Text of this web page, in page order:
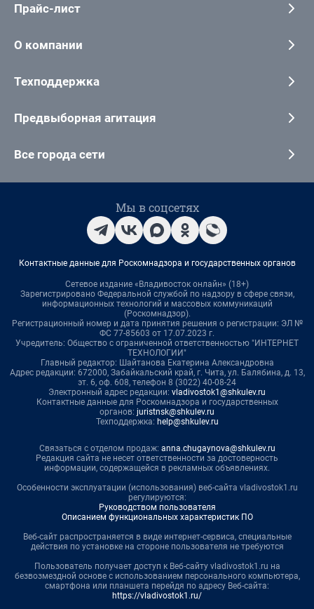
Прайс-лист
О компании
Техподдержка
Предвыборная агитация
Все города сети
Мы в соцсетях
Контактные данные для Роскомнадзора и государственных органов
Сетевое издание «Владивосток онлайн» (18+)
Зарегистрировано Федеральной службой по надзору в сфере связи,
информационных технологий и массовых коммуникаций
(Роскомнадзор).
Регистрационный номер и дата принятия решения о регистрации: ЭЛ №
ФС 77-85603 от 17.07.2023 г.
Учредитель: Общество с ограниченной ответственностью "ИНТЕРНЕТ
ТЕХНОЛОГИИ"
Главный редактор: Шайтанова Екатерина Александровна
Адрес редакции: 672000, Забайкальский край, г. Чита, ул. Балябина, д. 13,
эт. 6, оф. 608, телефон 8 (3022) 40-08-24
Электронный адрес редакции: vladivostok1@shkulev.ru
Контактные данные для Роскомнадзора и государственных
органов: juristnsk@shkulev.ru
Техподдержка: help@shkulev.ru
Связаться с отделом продаж: anna.chugaynova@shkulev.ru
Редакция сайта не несет ответственности за достоверность
информации, содержащейся в рекламных объявлениях.
Особенности эксплуатации (использования) веб-сайта vladivostok1.ru
регулируются:
Руководством пользователя
Описанием функциональных характеристик ПО
Веб-сайт распространяется в виде интернет-сервиса, специальные
действия по установке на стороне пользователя не требуются
Пользователь получает доступ к Веб-сайту vladivostok1.ru на
безвозмездной основе с использованием персонального компьютера,
смартфона или планшета перейдя по адресу Веб-сайта:
https://vladivostok1.ru/